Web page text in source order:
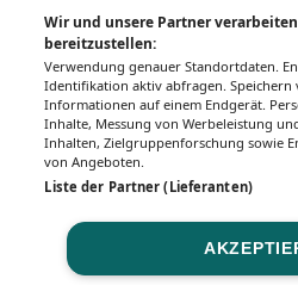
Wir und unsere Partner
bereitzustellen:
Verwendung genauer Standortdaten.
Identifikation aktiv abfragen.
Informationen auf einem Endgerät.
Inhalte, Messung von Werbeleistung
Inhalten, Zielgruppenforschung sowie
von Angeboten.
Liste der Partner (Lieferanten)